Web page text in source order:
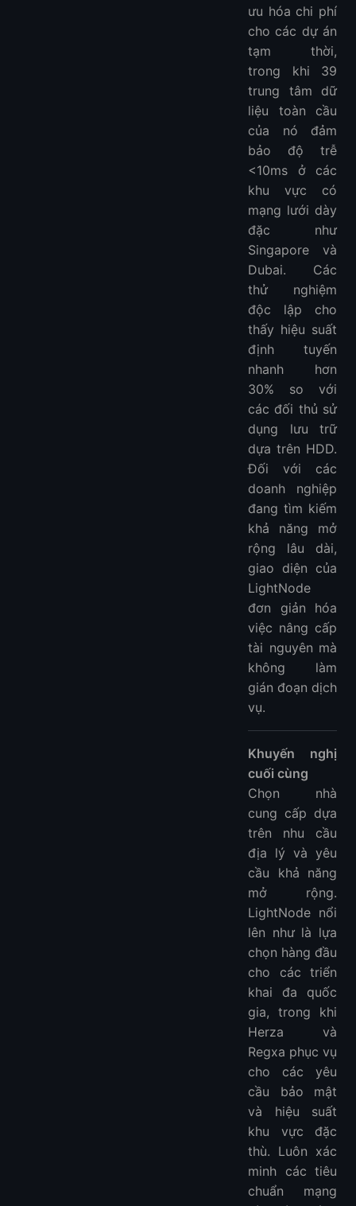
ưu hóa chi phí
cho các dự án
tạm thời,
trong khi 39
trung tâm dữ
liệu toàn cầu
của nó đảm
bảo độ trễ
<10ms ở các
khu vực có
mạng lưới dày
đặc như
Singapore và
Dubai. Các
thử nghiệm
độc lập cho
thấy hiệu suất
định tuyến
nhanh hơn
30% so với
các đối thủ sử
dụng lưu trữ
dựa trên HDD.
Đối với các
doanh nghiệp
đang tìm kiếm
khả năng mở
rộng lâu dài,
giao diện của
LightNode
đơn giản hóa
việc nâng cấp
tài nguyên mà
không làm
gián đoạn dịch
vụ.
Khuyến nghị
cuối cùng
Chọn nhà
cung cấp dựa
trên nhu cầu
địa lý và yêu
cầu khả năng
mở rộng.
LightNode nổi
lên như là lựa
chọn hàng đầu
cho các triển
khai đa quốc
gia, trong khi
Herza và
Regxa phục vụ
cho các yêu
cầu bảo mật
và hiệu suất
khu vực đặc
thù. Luôn xác
minh các tiêu
chuẩn mạng